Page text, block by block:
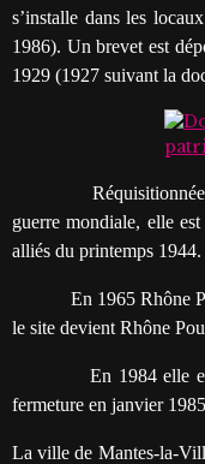
s’installe dans les
1986). Un brevet est
1929 (1927 suivant la
Réquisitionnée par
guerre mondiale, elle
alliés du printemps 1944.
En 1965 Rhône
le site devient Rhône
En 1984 elle est
fermeture en janvier
La ville de Mantes-la-